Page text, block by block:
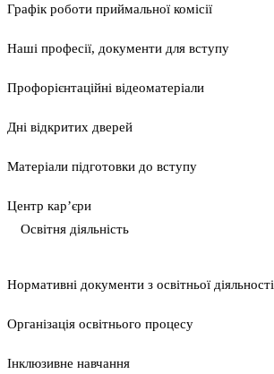
Графік роботи приймальної комісії
Наші професії, документи для вступу
Профорієнтаційні відеоматеріали
Дні відкритих дверей
Матеріали підготовки до вступу
Центр кар’єри
Освітня діяльність
Нормативні документи з освітньої діяльності
Організація освітнього процесу
Інклюзивне навчання